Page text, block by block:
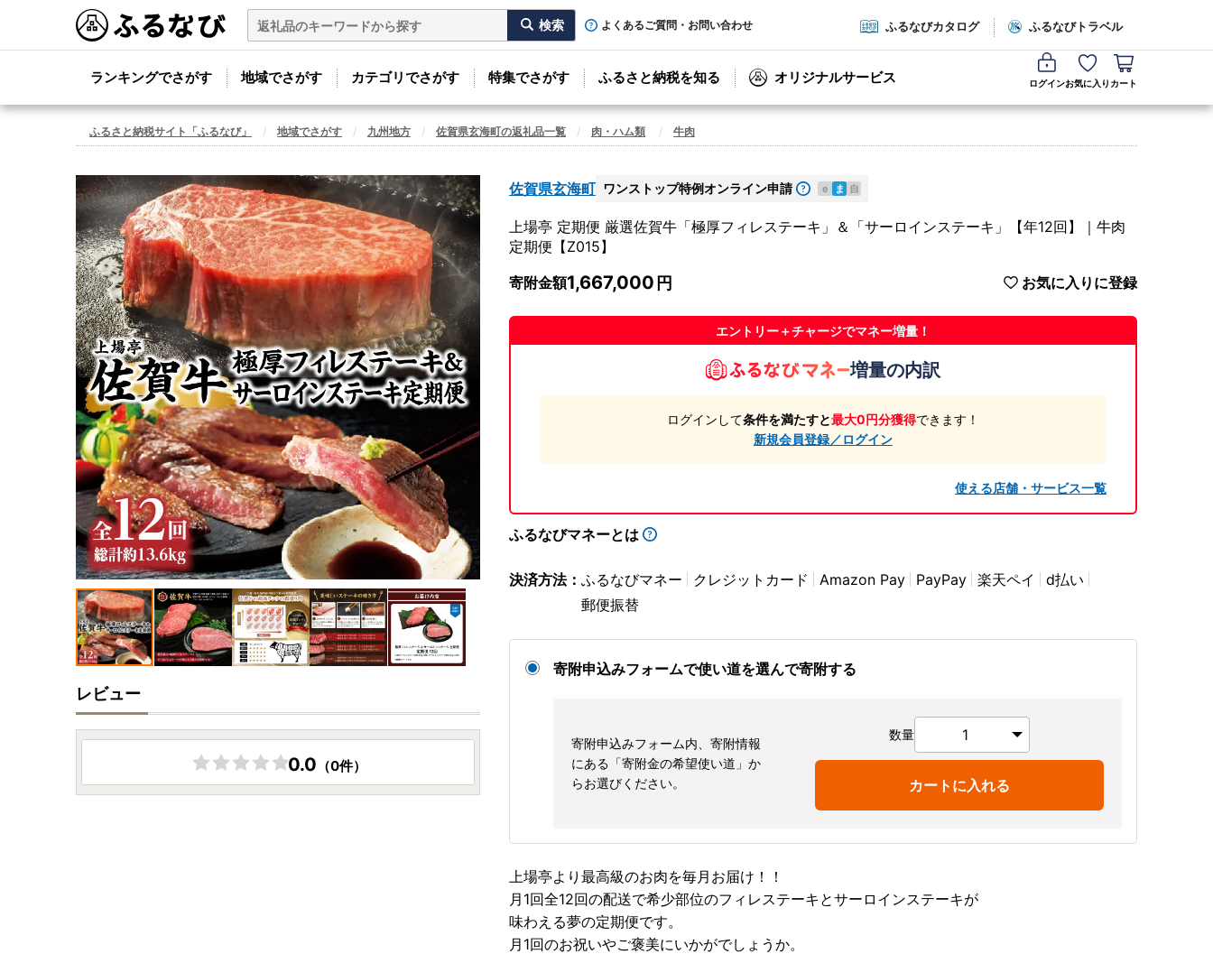
よくあるご質問・お問い合わせ ふるなびカタログ ふるなびトラベル
ランキングでさがす 地域でさがす カテゴリでさがす 特集でさがす ふるさと納税を知る オリジナルサービス ログインお気に入り カート
ふるさと納税サイト「ふるなび」 地域でさがす 九州地方 佐賀県玄海町の返礼品一覧 肉・ハム類 牛肉
佐賀県玄海町 ワンストップ特例オンライン申請 e ま 自
上場亭 定期便 厳選佐賀牛「極厚フィレステーキ」＆「サーロインステーキ」【年12回】｜牛肉
定期便【Z015】
寄附金額1,667,000 お気に入りに登録
エントリー＋チャージでマネー増量！
増量の内訳
ログインして条件を満たすと最大0円分獲得できます！
新規会員登録／ログイン
使える店舗・サービス一覧
ふるなびマネーとは
決済方法： ふるなびマネー クレジットカード Amazon Pay PayPay 楽天ペイ
d払い
郵便振替
寄附申込みフォームで使い道を選んで寄附する
寄附申込みフォーム内、寄附情報
にある「寄附金の希望使い道」か
らお選びください。
数量
カートに入れる
上場亭より最高級のお肉を毎月お届け！！
月1回全12回の配送で希少部位のフィレステーキとサーロインステーキが
味わえる夢の定期便です。
月1回のお祝いやご褒美にいかがでしょうか。
レビュー
0.0 （0件）